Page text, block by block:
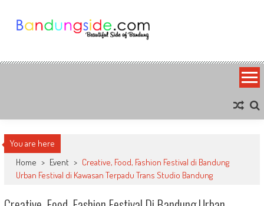
content
Bandung Side
You are here
Home > Event > Creative, Food, Fashion Festival di Bandung
Urban Festival di Kawasan Terpadu Trans Studio Bandung